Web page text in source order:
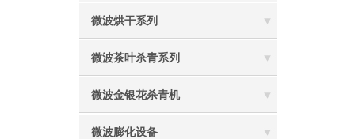
微波烘干系列
微波茶叶杀青系列
微波金银花杀青机
微波膨化设备